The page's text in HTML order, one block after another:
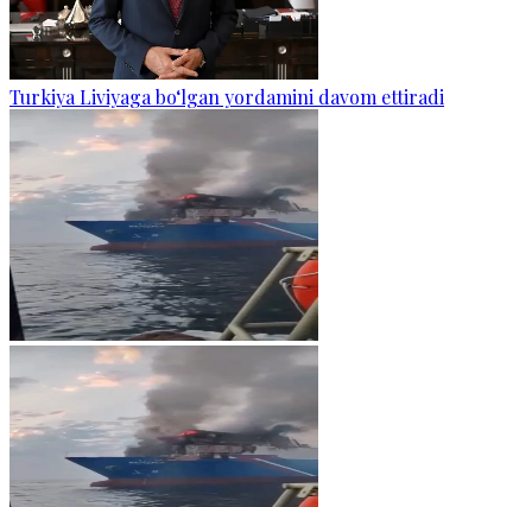
Turkiya Liviyaga bo‘lgan yordamini davom ettiradi